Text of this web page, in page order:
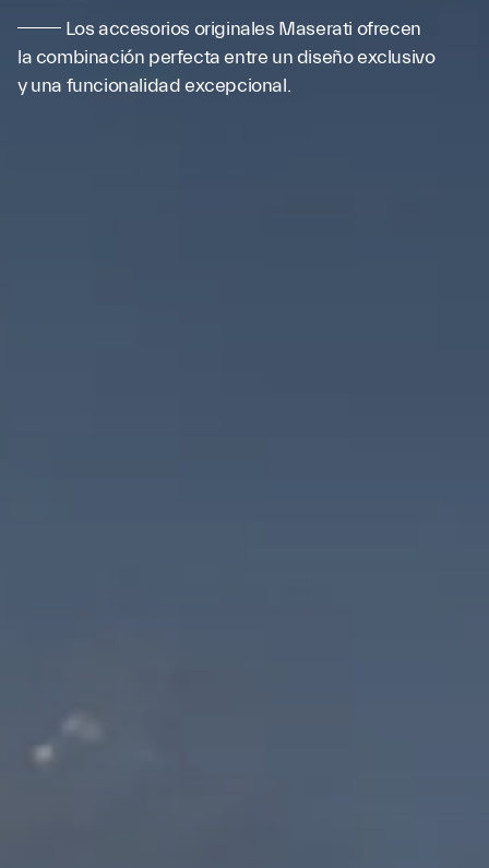
Los accesorios originales Maserati ofrecen
la combinación perfecta entre un diseño exclusivo
y una funcionalidad excepcional.